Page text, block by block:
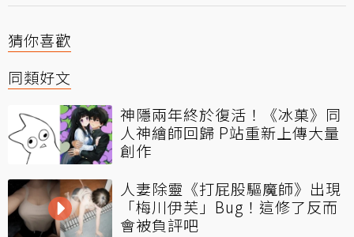
猜你喜歡
同類好文
神隱兩年終於復活！《冰菓》同
人神繪師回歸 P站重新上傳大量
創作
人妻除靈《打屁股驅魔師》出現
「梅川伊芙」Bug！這修了反而
會被負評吧